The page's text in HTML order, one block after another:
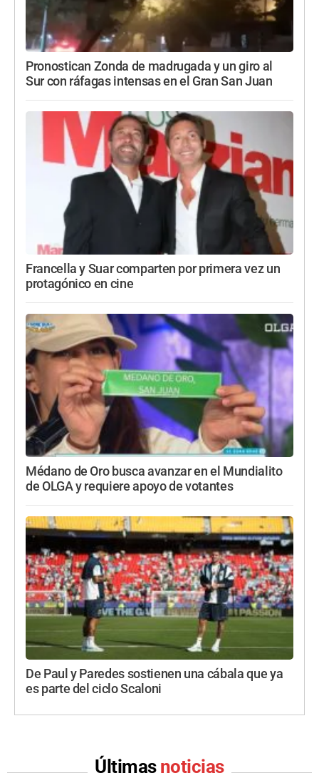
Pronostican Zonda de madrugada y un giro al
Sur con ráfagas intensas en el Gran San Juan
Francella y Suar comparten por primera vez un
protagónico en cine
Médano de Oro busca avanzar en el Mundialito
de OLGA y requiere apoyo de votantes
De Paul y Paredes sostienen una cábala que ya
es parte del ciclo Scaloni
Últimas noticias